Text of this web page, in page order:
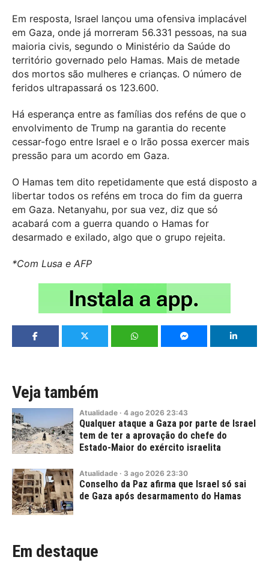
Em resposta, Israel lançou uma ofensiva implacável
em Gaza, onde já morreram 56.331 pessoas, na sua
maioria civis, segundo o Ministério da Saúde do
território governado pelo Hamas. Mais de metade
dos mortos são mulheres e crianças. O número de
feridos ultrapassará os 123.600.
Há esperança entre as famílias dos reféns de que o
envolvimento de Trump na garantia do recente
cessar-fogo entre Israel e o Irão possa exercer mais
pressão para um acordo em Gaza.
O Hamas tem dito repetidamente que está disposto a
libertar todos os reféns em troca do fim da guerra
em Gaza. Netanyahu, por sua vez, diz que só
acabará com a guerra quando o Hamas for
desarmado e exilado, algo que o grupo rejeita.
*Com Lusa e AFP
Veja também
Atualidade · 4 ago 2026 23:43
Qualquer ataque a Gaza por parte de Israel
tem de ter a aprovação do chefe do
Estado-Maior do exército israelita
Atualidade · 3 ago 2026 23:30
Conselho da Paz afirma que Israel só sai
de Gaza após desarmamento do Hamas
Em destaque